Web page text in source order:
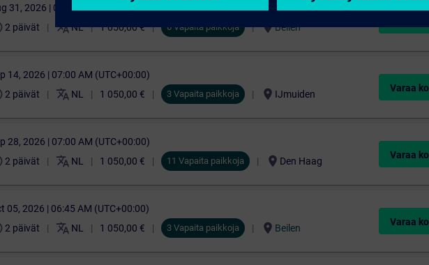
31, 2026 | 06:45 AM (UTC+00:00)
2 päivät translateNL 1 050,00 € 6 Vapaita paikkoja location_onBeilen
14, 2026 | 07:00 AM (UTC+00:00)
2 päivät translate NL 1 050,00 € 3 Vapaita paikkoja location_on IJmuiden
Varaa
28, 2026 | 07:00 AM (UTC+00:00)
2 päivät translate NL 1 050,00 € 11 Vapaita paikkoja location_on Den Haag
Varaa
05, 2026 | 06:45 AM (UTC+00:00)
2 päivät translate NL 1 050,00 € 3 Vapaita paikkoja location_on Beilen
Varaa